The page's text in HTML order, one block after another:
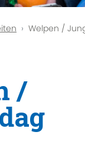
Welpen /
/